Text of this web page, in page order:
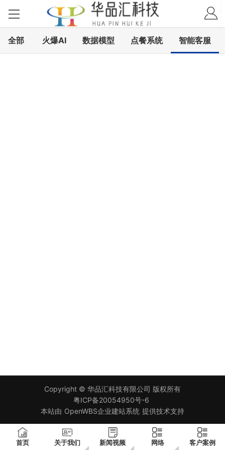
首页 关于我们 新闻视频 网络 客户案例
全部 火爆AI 数据模型 点餐系统 智能客服
Copyright © 华品汇科技有限公司 版权所有
粤ICP备20054950号-6
本站由 OpenWBS企业建站系统 提供技术支持